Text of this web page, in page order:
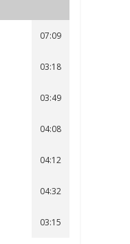
07:09
03:18
03:49
04:08
04:12
04:32
03:15